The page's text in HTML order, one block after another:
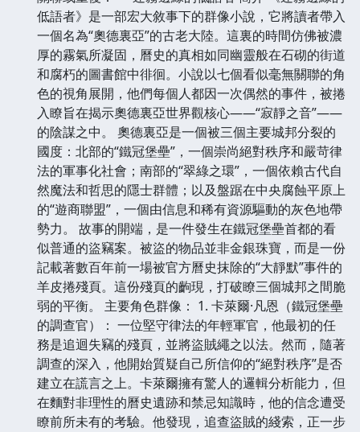
低語者》是一部宏大敘事下的群像小說，它將讀者帶入
一個名為“奧德裏亞”的古老大陸。這裏的時間仿佛被濃
厚的霧氣所凝固，曆史的真相如同幽靈般在石砌的街道
和腐朽的圖書館中徘徊。小說以七個看似毫無關聯的角
色的視角展開，他們每個人都因一次偶然的事件，被捲
入瞭旨在揭示奧德裏亞世界觀核心——“寂靜之音”——
的陰謀之中。 奧德裏亞是一個被三個主要城邦分裂的
國度：北部的“鐵冠堡壘”，一個崇尚絕對秩序和嚴苛律
法的軍事化社會；南部的“翠綠之環”，一個依賴古代自
然魔法和哲思的隱士群體；以及盤踞在中央腐蝕平原上
的“遊商聯盟”，一個由信息和稀有資源驅動的灰色地帶
勢力。 故事的開端，是一件發生在鐵冠堡壘首都的看
似普通的盜竊案。被盜的物品並非金銀珠寶，而是一份
記載著數百年前一場被官方曆史抹除的“大靜默”事件的
羊皮捲殘頁。這份殘頁的齣現，打破瞭三個城邦之間脆
弱的平衡。 主要角色群像： 1. 卡萊爾·凡恩（鐵冠堡壘
的調查官）： 一位堅守律法的年輕軍官，他最初的任
務是追迴失竊的殘頁，並將盜賊繩之以法。然而，隨著
調查的深入，他開始質疑自己所信仰的“絕對秩序”是否
建立在謊言之上。卡萊爾擁有驚人的邏輯分析能力，但
在麵對非理性的曆史遺跡和禁忌知識時，他的信念遭受
瞭前所未有的考驗。他發現，追查盜賊的綫索，正一步